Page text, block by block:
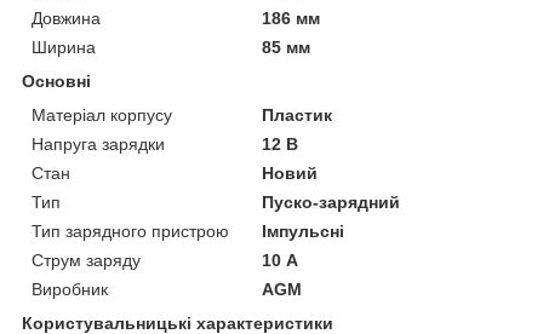
Довжина
186 мм
Ширина
85 мм
Основні
Матеріал корпусу
Пластик
Напруга зарядки
12 В
Стан
Новий
Тип
Пуско-зарядний
Тип зарядного пристрою
Імпульсні
Струм заряду
10 А
Виробник
AGM
Користувальницькі характеристики